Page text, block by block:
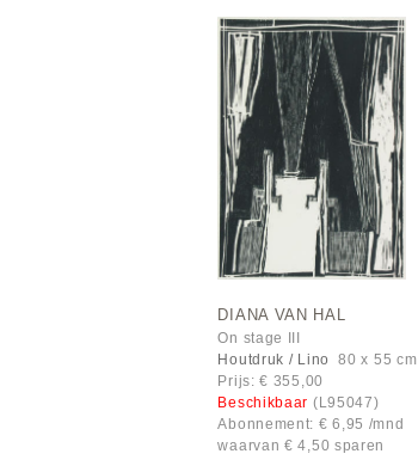
DIANA VAN HAL
On stage III
Houtdruk / Lino
80 x 55 cm
Prijs: € 355,00
Beschikbaar (L95047)
Abonnement: € 6,95 /mnd
waarvan € 4,50 sparen